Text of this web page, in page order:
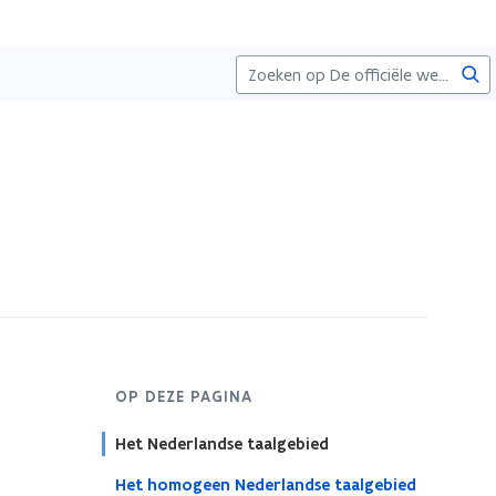
OP DEZE PAGINA
Het Nederlandse taalgebied
Het homogeen Nederlandse taalgebied